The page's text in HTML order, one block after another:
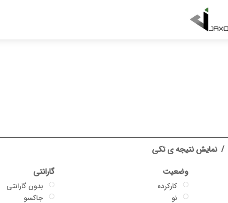
نمایش نتیجه ی تکی
وضعیت
کارکرده
نو
گارانتی
بدون گارانتی
جاکسو